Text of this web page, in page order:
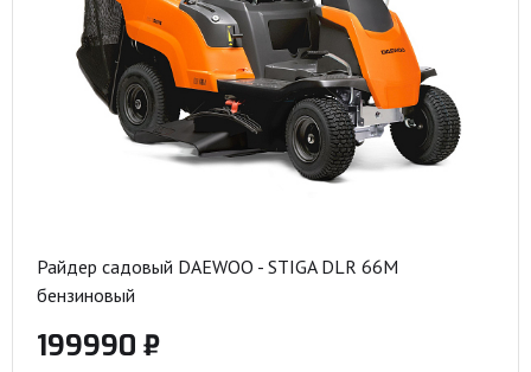
Райдер садовый DAEWOO - STIGA DLR 66M
бензиновый
199990 ₽